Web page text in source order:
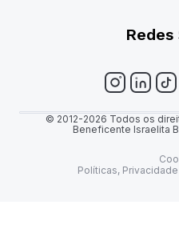
Redes
© 2012-2026 Todos os
Beneficente Israelita
Políticas,